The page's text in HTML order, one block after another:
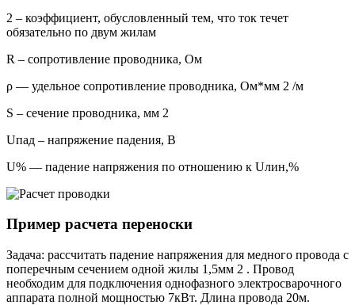
2 – коэффициент, обусловленный тем, что ток течет
обязательно по двум жилам
R – сопротивление проводника, Ом
ρ — удельное сопротивление проводника, Ом*мм 2 /м
S – сечение проводника, мм 2
Uпад – напряжение падения, В
U% — падение напряжения по отношению к Uлин,%
Пример расчета переноски
Задача: рассчитать падение напряжения для медного провода с
поперечным сечением одной жилы 1,5мм 2 . Провод
необходим для подключения однофазного электросварочного
аппарата полной мощностью 7кВт. Длина провода 20м.